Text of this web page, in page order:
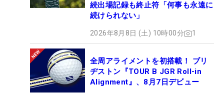
続出場記録も終止符「何事も永遠に
続けられない」
2026年8月8日 (土) 10時00分 1
全周アライメントを初搭載！ ブリ
ヂストン『TOUR B JGR Roll-in
Alignment』、8月7日デビュー